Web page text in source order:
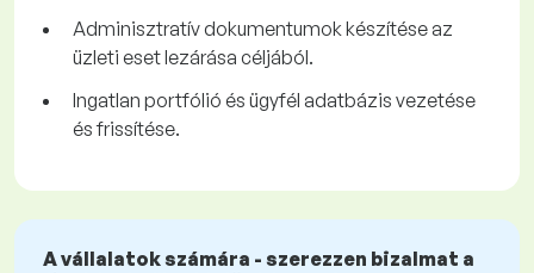
Adminisztratív dokumentumok készítése az
üzleti eset lezárása céljából.
Ingatlan portfólió és ügyfél adatbázis vezetése
és frissítése.
A vállalatok számára - szerezzen bizalmat a